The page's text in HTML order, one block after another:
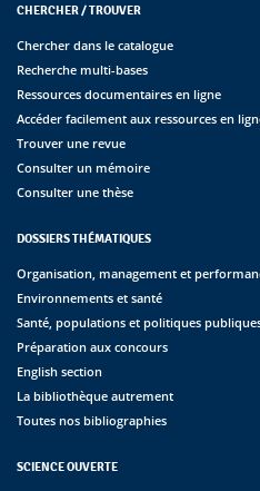
CHERCHER / TROUVER
Chercher dans le catalogue
Recherche multi-bases
Ressources documentaires en ligne
Accéder facilement aux ressources en
Trouver une revue
Consulter un mémoire
Consulter une thèse
DOSSIERS THÉMATIQUES
Organisation, management et
Environnements et santé
Santé, populations et politiques
Préparation aux concours
English section
La bibliothèque autrement
Toutes nos bibliographies
SCIENCE OUVERTE